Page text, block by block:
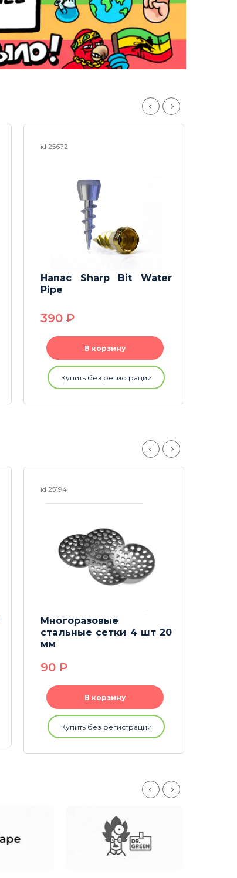
id 25672
Напас Sharp Bit Water
Pipe
390 P
В корзину
Купить без регистрации
id 25194
Многоразовые
стальные сетки 4 шт 20
мм
90 P
В корзину
Купить без регистрации